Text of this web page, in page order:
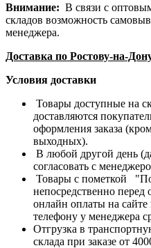
Внимание: В связи с
складов возможность
менеджера.
Доставка по Ростову-на-
Условия доставки
Товары доступные на
доставляются
оформления заказа
выходных).
В любой другой день
согласовать с
Товары с пометкой
непосредственно
онлайн оплаты на сайте
телефону у менеджера
Отгрузка в
склада при заказе от